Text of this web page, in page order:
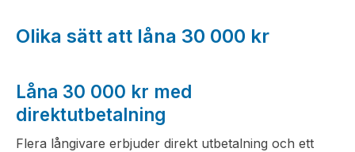
Olika sätt att låna 30 000 kr
Låna 30 000 kr med
direktutbetalning
Flera långivare erbjuder direkt utbetalning och ett